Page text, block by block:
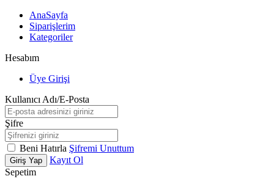
AnaSayfa
Siparişlerim
Kategoriler
Hesabım
Üye Girişi
Kullanıcı Adı/E-Posta
Şifre
Beni Hatırla Şifremi Unuttum
Giriş Yap
Kayıt Ol
Sepetim